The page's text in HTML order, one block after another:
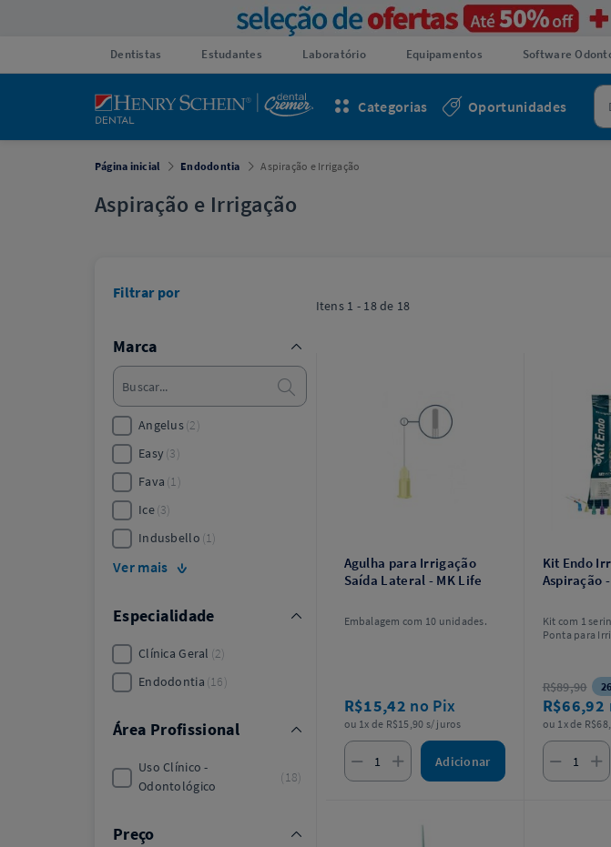
Dentistas Estudantes Laboratório Equipamentos Software
Oportunidades
Categorias
Página inicial Endodontia Aspiração e Irrigação
Aspiração e Irrigação
Itens 1 - 18de 18
Agulha para Irrigação
Saída Lateral - MK Life
Embalagem com 10 unidades.
R$15,42 no Pix
ou 1x de R$15,90 s/ juros
Adicionar
Kit Endo
Aspiração
Kit com 1
Ponta para
Ponta de
0,48mm
Aspiração
(0.014) + 1
White Mac Tip
Vacuum + 1
Endo-Eze
R$89,90
R$66,92
ou 1x de
Filtrar por
Marca
Angelus 2
Easy 3
Fava 1
Ice 3
Indusbello 1
Ver mais
Especialidade
Clínica Geral 2
Endodontia 16
Área Profissional
Uso Clínico -
Odontológico
18
Preço